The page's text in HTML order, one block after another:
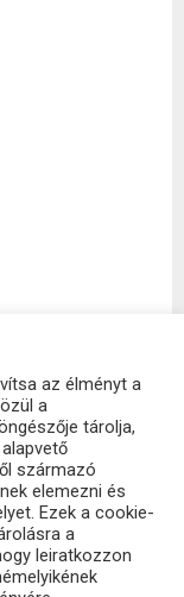
az élményt a
a
tárolja,
származó
elemezni és
Ezek a cookie-
a
leiratkozzon